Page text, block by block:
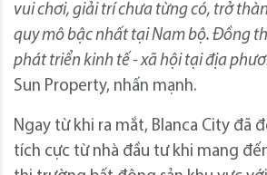
vui chơi, giải trí chưa từng có, trở
quy mô bậc nhất tại Nam bộ. Đồng
phát triển kinh tế - xã hội tại địa
Sun Property, nhấn mạnh.
Ngay từ khi ra mắt, Blanca City đã
tích cực từ nhà đầu tư khi mang